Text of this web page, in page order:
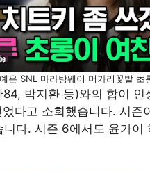
은 SNL 마라탕웨이 머가리꽃밭 초
박지환 등)와의 합이
다고 소회했습니다. 시
다. 시즌 6에서도 윤가